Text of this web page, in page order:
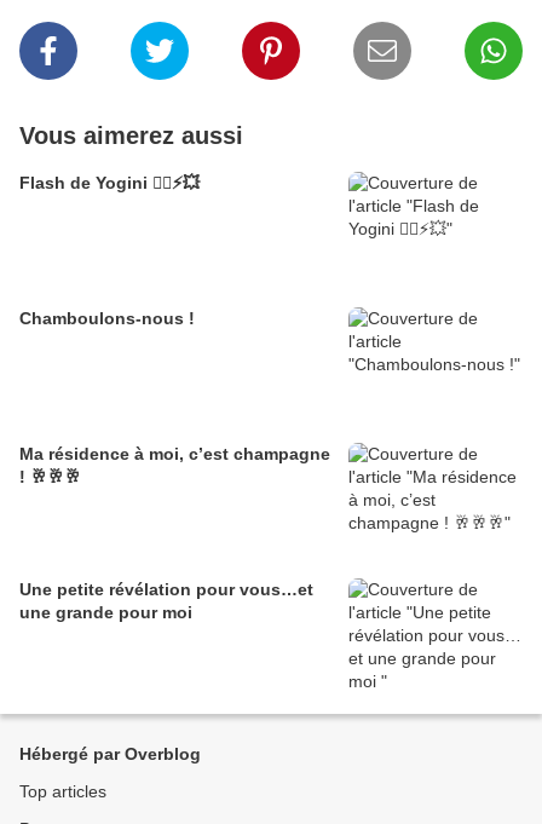
Vous aimerez aussi
Flash de Yogini 🧘‍♀️⚡💥
Chamboulons-nous !
Ma résidence à moi, c’est champagne
! 🥂🥂🥂
Une petite révélation pour vous…et
une grande pour moi
Hébergé par Overblog
Top articles